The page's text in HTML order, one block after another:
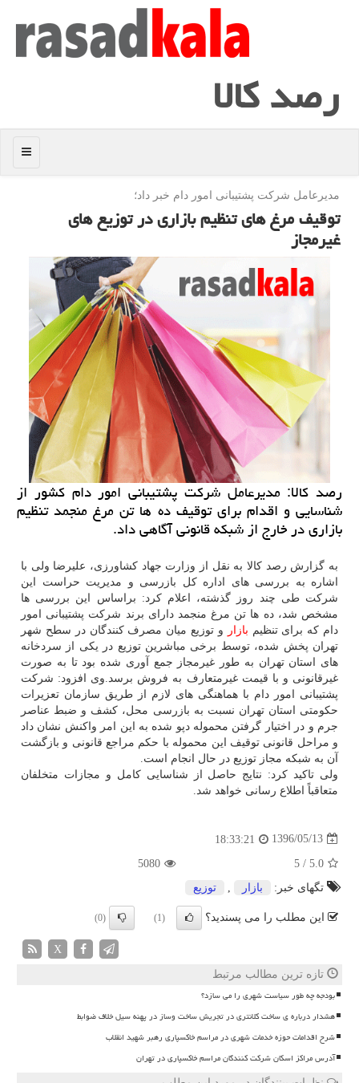
رصد كالا
منو
مدیرعامل شركت پشتیبانی امور دام خبر داد؛
توقیف مرغ های تنظیم بازاری در توزیع های
غیرمجاز
رصد كالا: مدیرعامل شركت پشتیبانی امور دام كشور از
شناسایی و اقدام برای توقیف ده ها تن مرغ منجمد تنظیم
بازاری در خارج از شبكه قانونی آگاهی داد.
به گزارش رصد كالا به نقل از وزارت جهاد كشاورزی، علیرضا ولی با
اشاره به بررسی های اداره كل بازرسی و مدیریت حراست این
شركت طی چند روز گذشته، اعلام كرد: براساس این بررسی ها
مشخص شد، ده ها تن مرغ منجمد دارای برند شركت پشتیبانی امور
دام كه برای تنظیم بازار
و توزیع میان مصرف كنندگان در سطح شهر
تهران پخش شده، توسط برخی مباشرین توزیع در یكی از سردخانه
های استان تهران به طور غیرمجاز جمع آوری شده بود تا به صورت
غیرقانونی و با قیمت غیرمتعارف به فروش برسد.وی افزود: شركت
پشتیبانی امور دام با هماهنگی های لازم از طریق سازمان تعزیرات
حكومتی استان تهران نسبت به بازرسی محل، كشف و ضبط عناصر
جرم و در اختیار گرفتن محموله دپو شده به این امر واكنش نشان داد
و مراحل قانونی توقیف این محموله با حكم مراجع قانونی و بازگشت
آن به شبكه مجاز توزیع در حال انجام است.
ولی تاكید كرد: نتایج حاصل از شناسایی كامل و مجازات متخلفان
متعاقباً اطلاع رسانی خواهد شد.
1396/05/13
18:33:21
5.0
/
5
5080
تگهای خبر:
بازار توزیع
این مطلب را می پسندید؟ (1)
(0)
X
تازه ترین مطالب مرتبط
بودجه چه طور سیاست شهری را می سازد؟
هشدار درباره ی ساخت کلانتری در تجریش ساخت وساز در پهنه سیل خلاف ضوابط
شرح اقدامات حوزه خدمات شهری در مراسم خاکسپاری رهبر شهید انقلاب
آدرس مراکز اسکان شرکت کنندگان مراسم خاکسپاری در تهران